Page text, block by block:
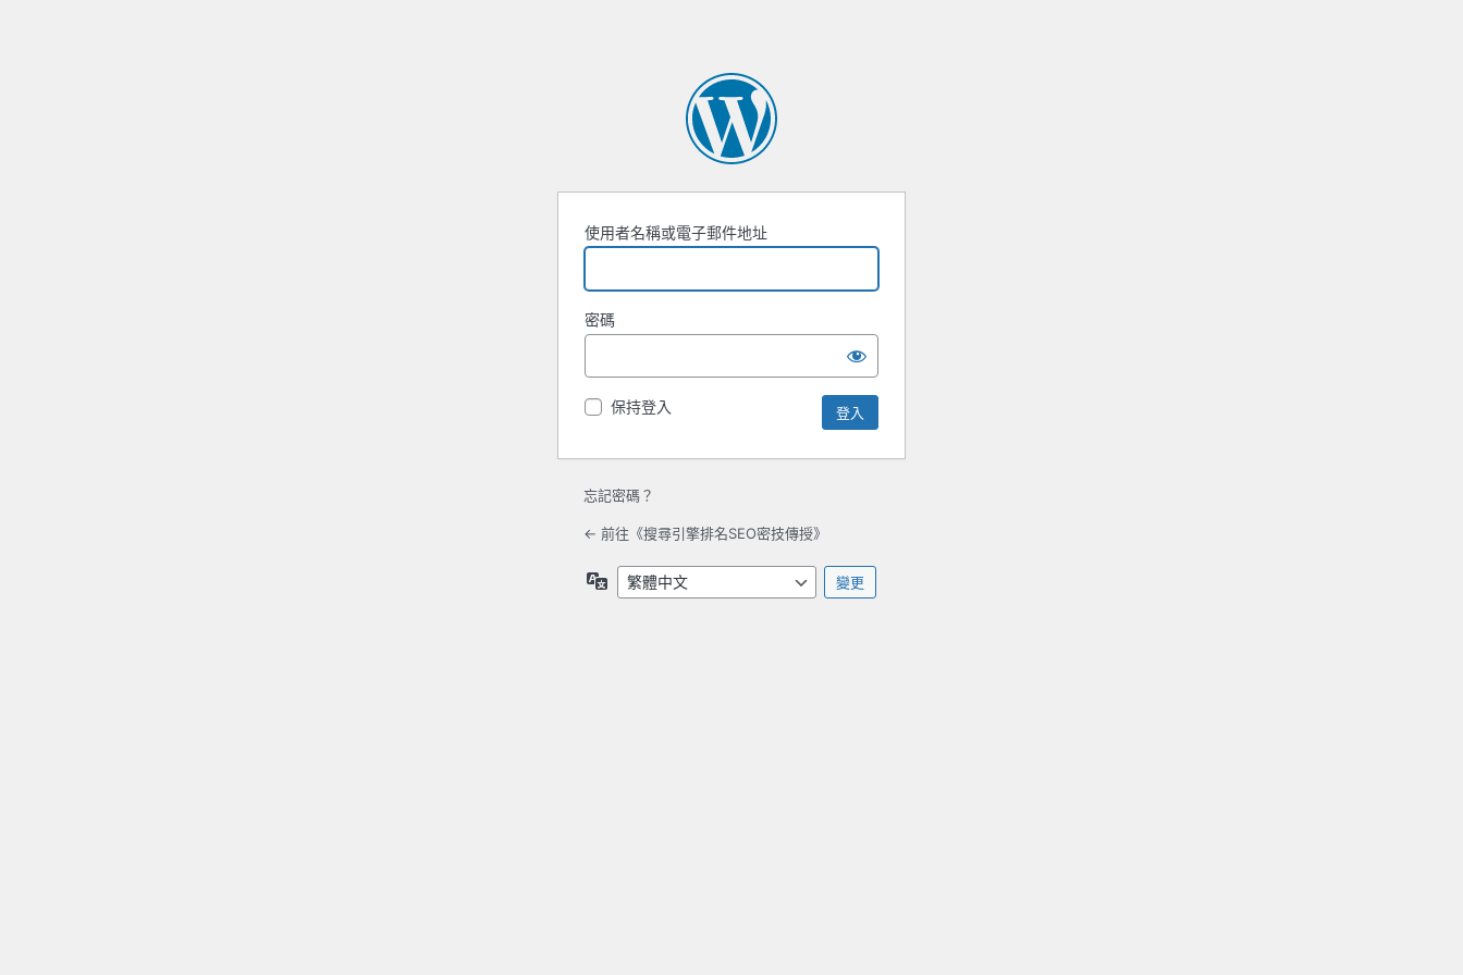
使用者名稱或電子郵件地址
密碼
保持登入
忘記密碼？
← 前往《搜尋引擎排名SEO密技傳授》
言